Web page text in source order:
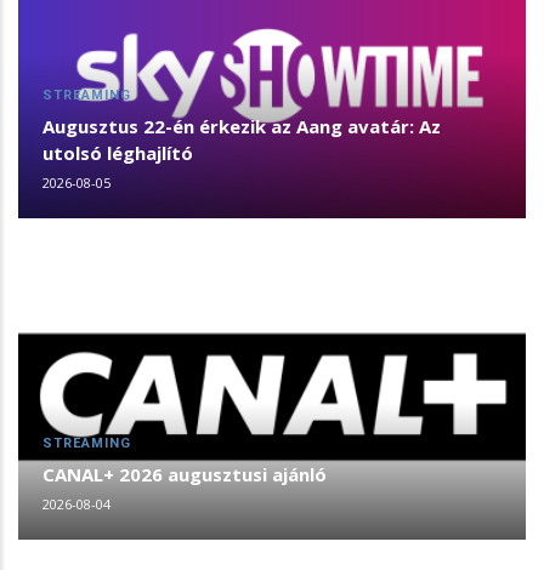
STREAMING
Augusztus 22-én érkezik az Aang avatár: Az
utolsó léghajlító
2026-08-05
STREAMING
CANAL+ 2026 augusztusi ajánló
2026-08-04